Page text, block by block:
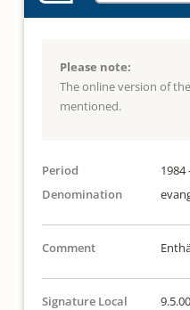
Please note:
The online version of
mentioned.
Period
1984
Denomination
Comment
Signature Local